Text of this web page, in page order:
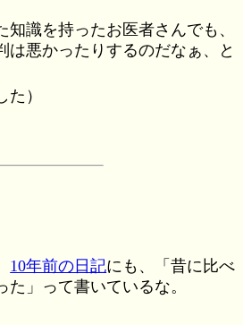
知識を持ったお医者さんでも、
は悪かったりするのだなぁ、と
た）
10年前の日記にも、「昔に比べ
」って書いているな。